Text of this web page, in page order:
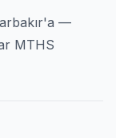
—
MTHS